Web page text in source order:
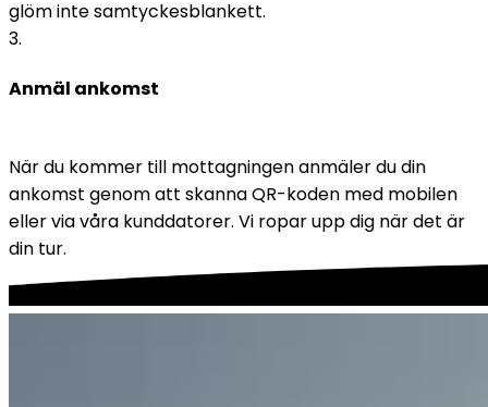
glöm inte samtyckesblankett.
3.
Anmäl ankomst
När du kommer till mottagningen anmäler du din
ankomst genom att skanna QR-koden med mobilen
eller via våra kunddatorer. Vi ropar upp dig när det är
din tur.